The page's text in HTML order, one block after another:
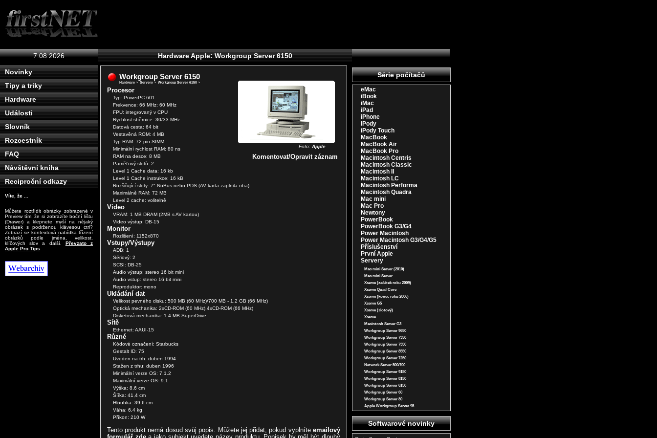
7.08.2026
Novinky
Tipy a triky
Hardware
Události
Slovník
Rozcestník
FAQ
Návštěvní kniha
Reciproční odkazy
Víte, že ...
Můžete roztřídit obrázky zobrazené v
Preview tím, že si zobrazíte boční lištu
(Drawer) a klepnete myší na nějaký
obrázek s podrženou klávesou ctrl?
Zobrazí se kontextová nabídka třízení
obrázků podle jména, velikost,
klíčových slov a další. Převzato z
Apple Pro Tips
Hardware Apple: Workgroup Server 6150
Workgroup Server 6150
Hardware> Servery> Workgroup Server 6150>
Foto: Apple
Komentovat/Opravit záznam
Procesor
Typ: PowerPC 601
Frekvence: 66 MHz; 60 MHz
FPU: integrovaný v CPU
Rychlost sběrnice: 30/33 MHz
Datová cesta: 64 bit
Vestavěná ROM: 4 MB
Typ RAM: 72 pin SIMM
Minimální rychlost RAM: 80 ns
RAM na desce: 8 MB
Paměťový slotů: 2
Level 1 Cache data: 16 kb
Level 1 Cache instrukce: 16 kB
Rozšiřující sloty: 7" NuBus nebo PDS (AV karta zaplnila oba)
Maximálně RAM: 72 MB
Level 2 cache: volitelně
Video
VRAM: 1 MB DRAM (2MB s AV kartou)
Video výstup: DB-15
Monitor
Rozlišení: 1152x870
Vstupy/Výstupy
ADB: 1
Sériový: 2
SCSI: DB-25
Audio výstup: stereo 16 bit mini
Audio vstup: stereo 16 bit mini
Reproduktor: mono
Ukládání dat
Velikost pevného disku: 500 MB (60 MHz)/700 MB - 1,2 GB (66 MHz)
Optická mechanika: 2xCD-ROM (60 MHz),4xCD-ROM (66 MHz)
Disketová mechanika: 1.4 MB SuperDrive
Sítě
Ethernet: AAUI-15
Různé
Kódové označení: Starbucks
Gestalt ID: 75
Uveden na trh: duben 1994
Stažen z trhu: duben 1996
Minimální verze OS: 7.1.2
Maximální verze OS: 9.1
Výška: 8,6 cm
Šířka: 41,4 cm
Hloubka: 39,6 cm
Váha: 6,4 kg
Příkon: 210 W
Tento produkt nemá dosud svůj popis. Můžete jej přidat, pokud vyplníte emailový
Série počítačů
eMac
iBook
iMac
iPad
iPhone
iPody
iPody Touch
MacBook
MacBook Air
MacBook Pro
Macintosh Centris
Macintosh Classic
Macintosh II
Macintosh LC
Macintosh Performa
Macintosh Quadra
Mac mini
Mac Pro
Newtony
PowerBook
PowerBook G3/G4
Power Macintosh
Power Macintosh G3/G4/G5
Příslušenství
První Apple
Servery
Mac mini Server (2010)
Mac mini Server
Xserve (začátek roku 2009)
Xserve Quad Core
Xserve (konec roku 2006)
Xserve G5
Xserve (slotový)
Xserve
Macintosh Server G3
Workgroup Server 9650
Workgroup Server 7350
Workgroup Server 7350
Workgroup Server 8550
Workgroup Server 7250
Network Server 500/700
Workgroup Server 9150
Workgroup Server 8150
Workgroup Server 6150
Workgroup Server 60
Workgroup Server 80
Apple Workgroup Server 95
Softwarové novinky